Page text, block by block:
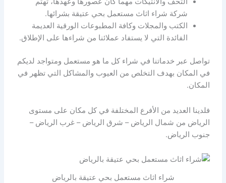
شركة شراء اثاث مستعمل بحي عتيقة بشرائها.
الكتب والمجلات وكافة المطبوعات الورقية العديمة
الفائدة التي لا يستفاد عملائنا من شراءها على الإطلاق.
تواصل عبر خدماتنا في شراء كل ما هو مستعمل ومتواجد لديكم
في المكان بهدف التخلص من العيوب والمشاكل التي تظهر في
المكان.
فلدينا العديد من الأفرع المختلفة في كل مكان على مستوى
الرياض من شمال الرياض – شرق الرياض – غرب الرياض –
جنوب الرياض.
شراء اثاث مستعمل بحي عتيقة بالرياض